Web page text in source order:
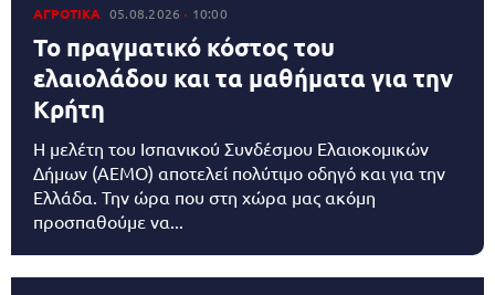
ΑΓΡΟΤΙΚΑ 05.08.2026 10:00
Το πραγματικό κόστος του
ελαιολάδου και τα μαθήματα για την
Κρήτη
Η μελέτη του Ισπανικού Συνδέσμου Ελαιοκομικών
Δήμων (AEMO) αποτελεί πολύτιμο οδηγό και για την
Ελλάδα. Την ώρα που στη χώρα μας ακόμη
προσπαθούμε να...